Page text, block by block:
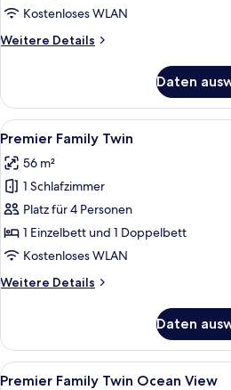
Kostenloses WLAN
Weitere Details
Weitere
King
Daten
Alle
Fotos
für
Premier
Family
Twin
anzeigen
Ein
3
Premier Family Twin
56 m²
1 Schlafzimmer
Platz für 4 Personen
1 Einzelbett und 1 Doppelbett
Kostenloses WLAN
Weitere Details
Weitere
Family
Twin
Daten
Alle
Ein
3
Premier Family Twin Ocean View